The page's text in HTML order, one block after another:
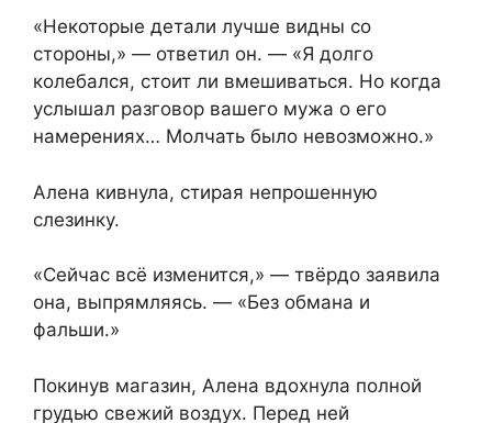
«Некоторые детали лучше видны со
стороны,» — ответил он. — «Я долго
колебался, стоит ли вмешиваться. Но когда
услышал разговор вашего мужа о его
намерениях… Молчать было невозможно.»
Алена кивнула, стирая непрошенную
слезинку.
«Сейчас всё изменится,» — твёрдо заявила
она, выпрямляясь. — «Без обмана и
фальши.»
Покинув магазин, Алена вдохнула полной
грудью свежий воздух. Перед ней